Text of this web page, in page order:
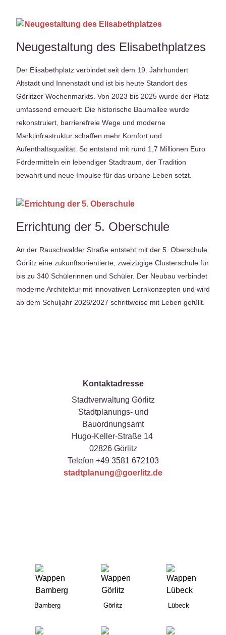
Neugestaltung des Elisabethplatzes
Der Elisabethplatz verbindet seit dem 19. Jahrhundert
Altstadt und Innenstadt und ist bis heute Standort des
Görlitzer Wochenmarkts. Von 2023 bis 2025 wurde der Platz
umfassend erneuert: Die historische Baumallee wurde
rekonstruiert, barrierefreie Wege und moderne
Marktinfrastruktur schaffen mehr Komfort und
Aufenthaltsqualität. So entstand mit rund 1,7 Millionen Euro
Fördermitteln ein lebendiger Stadtraum, der Tradition
bewahrt und neue Impulse für das urbane Leben setzt.
Errichtung der 5. Oberschule
An der Rauschwalder Straße entsteht mit der 5. Oberschule
Görlitz eine zukunftsorientierte, zweizügige Clusterschule für
bis zu 340 Schülerinnen und Schüler. Der Neubau verbindet
moderne Architektur mit innovativen Lernkonzepten und wird
ab dem Schuljahr 2026/2027 schrittweise mit Leben gefüllt.
Kontaktadresse
Stadtverwaltung Görlitz
Stadtplanungs- und
Bauordnungsamt
Hugo-Keller-Straße 14
02826 Görlitz
Telefon +49 3581 672103
stadtplanung@goerlitz.de
Bamberg Görlitz Lübeck